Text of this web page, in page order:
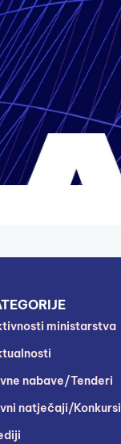
ministarstva
nabave/Tenderi
natječaji/Konkursi